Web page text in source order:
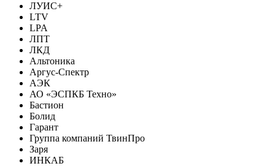
ЛУИС+
LTV
LPA
ЛПТ
ЛКД
Альтоника
Аргус-Спектр
АЭК
АО «ЭСПКБ Техно»
Бастион
Болид
Гарант
Группа компаний ТвинПро
Заря
ИНКАБ